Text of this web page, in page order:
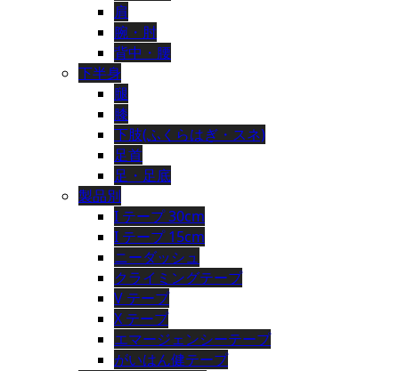
肩
腕・肘
背中・腰
下半身
腿
膝
下肢(ふくらはぎ・スネ)
足首
足・足底
製品別
I テープ 30cm
I テープ 15cm
ニーダッシュ
クライミングテープ
V テープ
X テープ
エマージェンシーテープ
がいはん健テープ